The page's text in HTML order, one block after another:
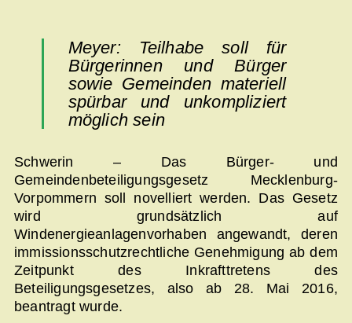
Meyer: Teilhabe soll für
Bürgerinnen und Bürger
sowie Gemeinden materiell
spürbar und unkompliziert
möglich sein
Schwerin – Das Bürger- und
Gemeindenbeteiligungsgesetz Mecklenburg-
Vorpommern soll novelliert werden. Das Gesetz
wird grundsätzlich auf
Windenergieanlagenvorhaben angewandt, deren
immissionsschutzrechtliche Genehmigung ab dem
Zeitpunkt des Inkrafttretens des
Beteiligungsgesetzes, also ab 28. Mai 2016,
beantragt wurde.